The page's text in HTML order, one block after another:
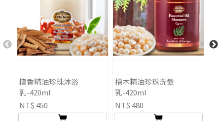
檀香精油珍珠沐浴
乳-420ml
NT$ 450
檜木精油珍珠洗髮
乳-420ml
NT$ 480